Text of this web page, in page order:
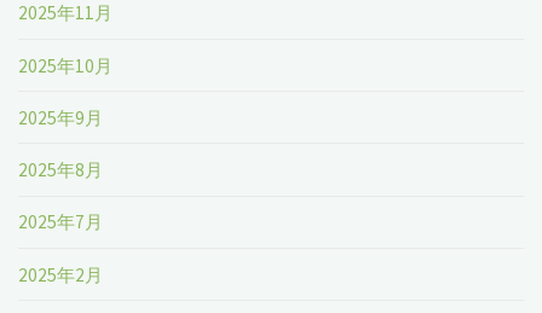
2025年11月
2025年10月
2025年9月
2025年8月
2025年7月
2025年2月